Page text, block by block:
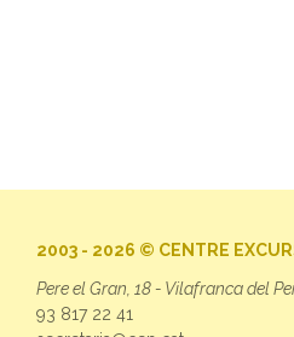
2003 - 2026 © CENTRE
Pere el Gran, 18 - Vilafranca del
93 817 22 41